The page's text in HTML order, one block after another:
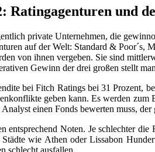
Ratingagenturen und
private Unternehmen, die
auf der Welt: Standard &
von ihnen vergeben. Sie sind
Gewinn der drei großen stellt
bei Fitch Ratings bei 31 Prozent,
geben kann. Es werden
Analyst einen Fonds bewerten muss,
entsprechend Noten. Je schlechter
Städte wie Athen oder Lissabon
schlecht ausfallen.